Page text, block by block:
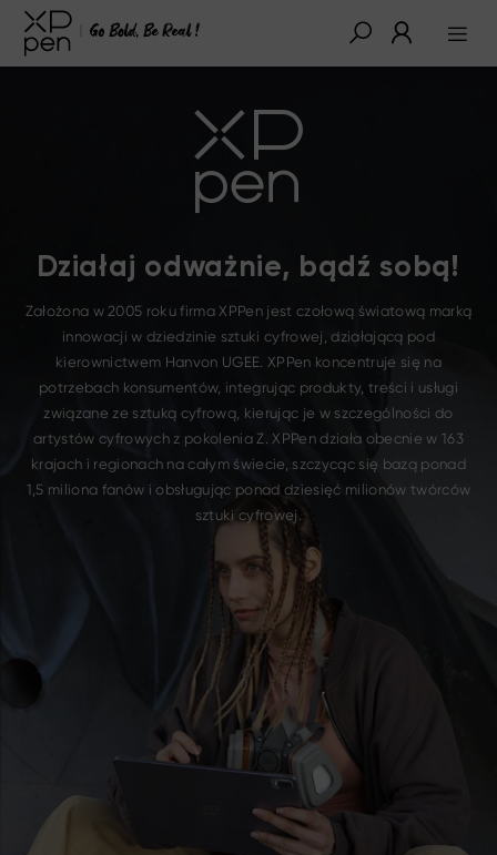
Działaj odważnie, bądź sobą!
Założona w 2005 roku firma XPPen jest czołową światową marką
innowacji w dziedzinie sztuki cyfrowej, działającą pod
kierownictwem Hanvon UGEE. XPPen koncentruje się na
potrzebach konsumentów, integrując produkty, treści i usługi
związane ze sztuką cyfrową, kierując je w szczególności do
artystów cyfrowych z pokolenia Z. XPPen działa obecnie w 163
krajach i regionach na całym świecie, szczycąc się bazą ponad
1,5 miliona fanów i obsługując ponad dziesięć milionów twórców
sztuki cyfrowej.